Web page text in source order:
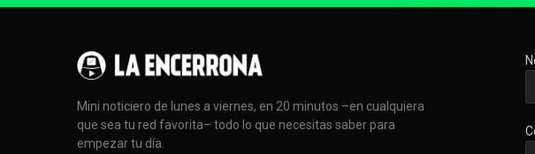
Mini noticiero de lunes a viernes, en 20 minutos –en cualquiera
que sea tu red favorita– todo lo que necesitas saber para
empezar tu día.